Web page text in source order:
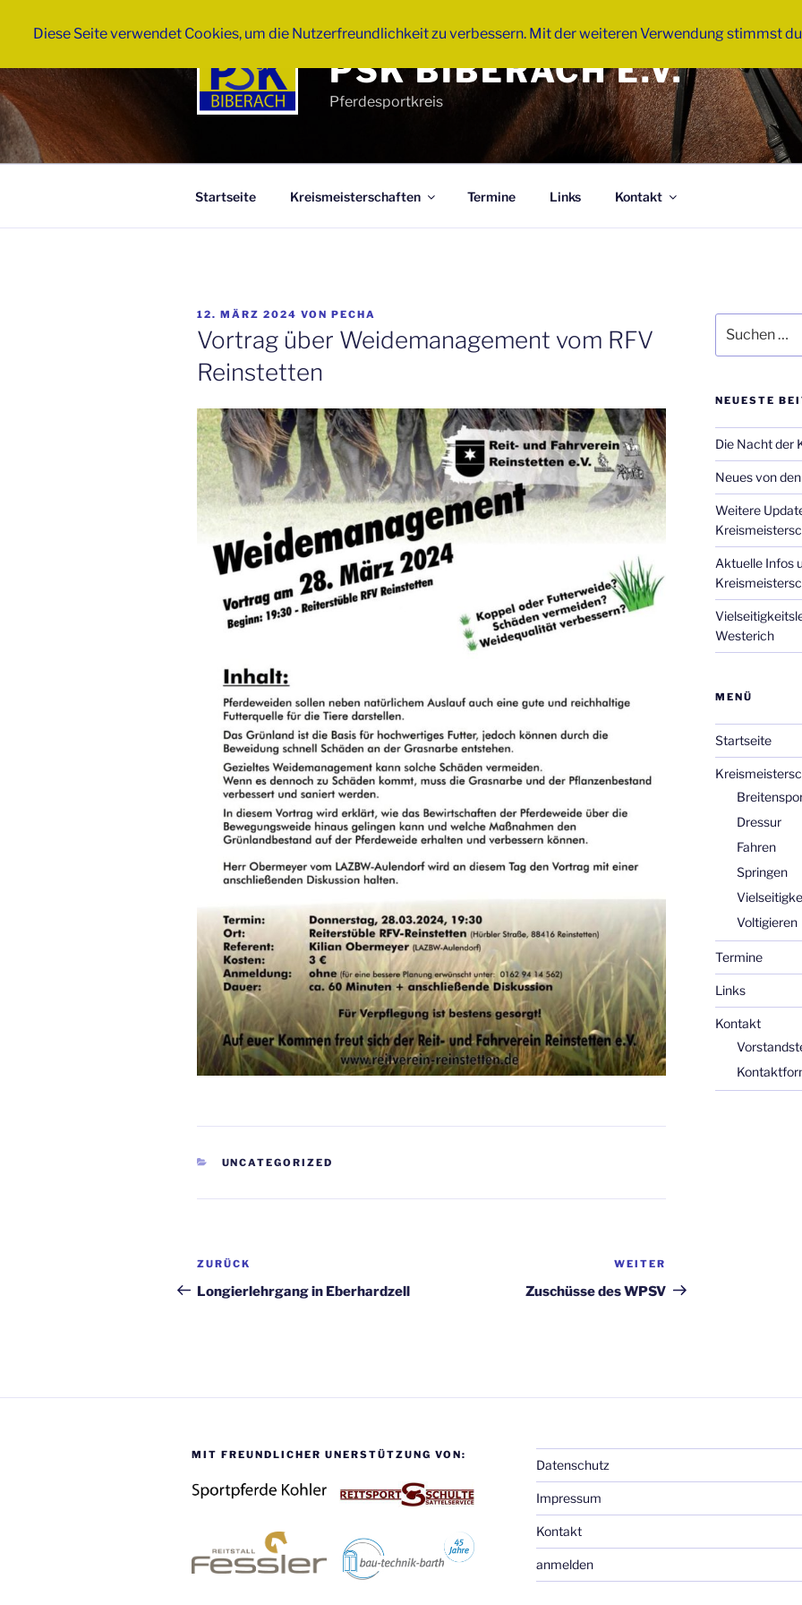
Inhalt
PSK BIBERACH E.V.
Pferdesportkreis
Startseite Kreismeisterschaften Termine Links Kontakt
VERÖFFENTLICHT
AM
12. MÄRZ 2024 VON PECHA
Vortrag über Weidemanagement vom RFV
Reinstetten
KATEGORIEN
UNCATEGORIZED
Beitragsnavigation
Vorheriger
Beitrag
ZURÜCK
Longierlehrgang in Eberhardzell
Beitrag
WEITER
Zuschüsse des WPSV
nach:
NEUESTE
Die Nacht der
Neues von
Weitere
Aktuelle Infos
Westerich
MENÜ
Startseite
Dressur
Fahren
Springen
Voltigieren
Termine
Links
Kontakt
MIT FREUNDLICHER UNERSTÜTZUNG VON:
Datenschutz
Impressum
Kontakt
anmelden
Diese Seite verwendet Cookies, um die Nutzerfreundlichkeit zu verbessern. Mit der weiteren Verwendung stimmst